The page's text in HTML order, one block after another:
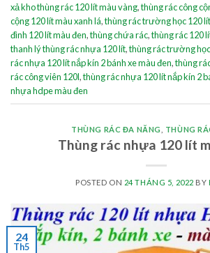
xả kho thùng rác 120 lít màu vàng,thùng rác công
cộng 120 lít màu xanh lá,thùng rác trường học 120
đình 120 lít màu đen,thùng chứa rác,thùng rác 120
thanh lý thùng rác nhựa 120 lít,thùng rác trường
rác nhựa 120 lít nắp kín 2 bánh xe màu đen,thùng
rác công viên 120l,thùng rác nhựa 120 lít nắp kín 2
nhựa hdpe màu đen
THÙNG RÁC ĐA NĂNG THÙNG
Thùng rác nhựa 120 lít
POSTED ON 24 THÁNG 5, 2022 BY
24
Th5